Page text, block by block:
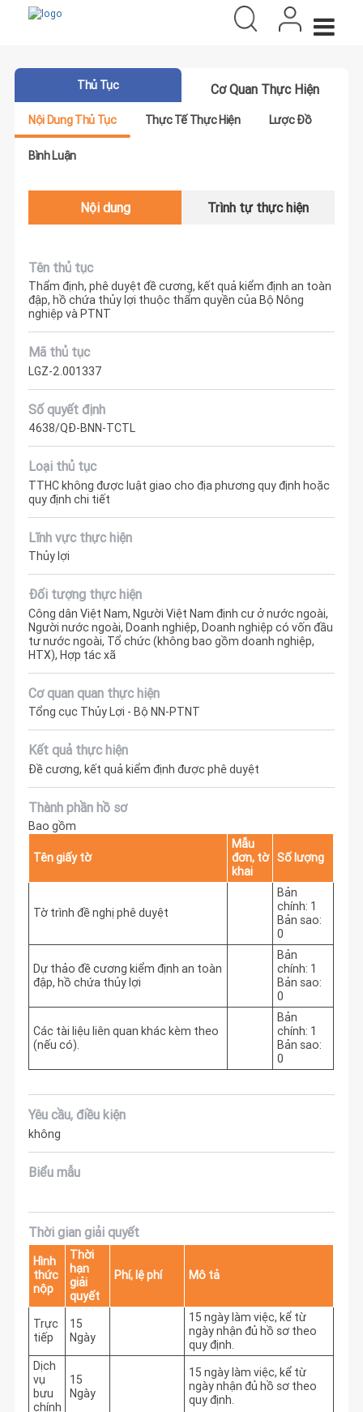
Thủ Tục Cơ Quan Thực Hiện
Nội Dung Thủ Tục Thực Tế Thực Hiện Lược Đồ
Bình Luận
Nội dung Trình tự thực hiện
Tên thủ tục
Thẩm định, phê duyệt đề cương, kết quả kiểm định an toàn
đập, hồ chứa thủy lợi thuộc thẩm quyền của Bộ Nông
nghiệp và PTNT
Mã thủ tục
LGZ-2.001337
Số quyết định
4638/QĐ-BNN-TCTL
Loại thủ tục
TTHC không được luật giao cho địa phương quy định hoặc
quy định chi tiết
Lĩnh vực thực hiện
Thủy lợi
Đối tượng thực hiện
Công dân Việt Nam, Người Việt Nam định cư ở nước ngoài,
Người nước ngoài, Doanh nghiệp, Doanh nghiệp có vốn đầu
tư nước ngoài, Tổ chức (không bao gồm doanh nghiệp,
HTX), Hợp tác xã
Cơ quan quan thực hiện
Tổng cục Thủy Lợi - Bộ NN-PTNT
Kết quả thực hiện
Đề cương, kết quả kiểm định được phê duyệt
Thành phần hồ sơ
Bao gồm
Tên giấy tờ
Mẫu
đơn, tờ
khai
Số lượng
Tờ trình đề nghị phê duyệt
Bản
chính: 1
Bản sao:
0
Dự thảo đề cương kiểm định an toàn
đập, hồ chứa thủy lợi
Bản
chính: 1
Bản sao:
0
Các tài liệu liên quan khác kèm theo
(nếu có).
Bản
chính: 1
Bản sao:
0
Yêu cầu, điều kiện
không
Biểu mẫu
Thời gian giải quyết
Hình
thức
nộp
Thời
hạn
giải
quyết
Phí, lệ phí Mô tả
Trực
tiếp
15
Ngày
15 ngày làm việc, kể từ
ngày nhận đủ hồ sơ theo
quy định.
Dịch
vụ
bưu
chính
15
Ngày
15 ngày làm việc, kể từ
ngày nhận đủ hồ sơ theo
quy định.